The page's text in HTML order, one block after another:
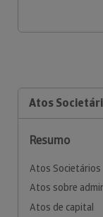
Atos
Resumo
Atos Societários
Atos sobre
Atos de capital